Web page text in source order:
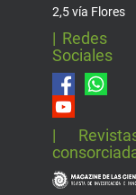
2,5 vía Flores
| Redes
Sociales
|